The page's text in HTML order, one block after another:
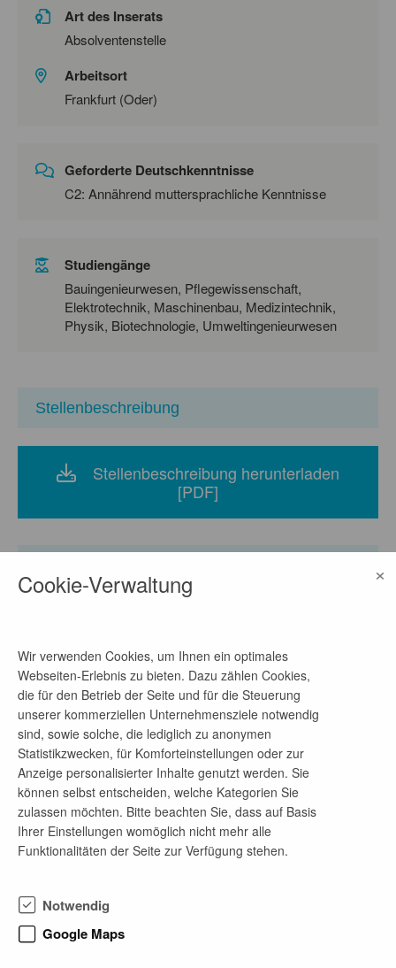
Art des Inserats
Absolventenstelle
Arbeitsort
Frankfurt (Oder)
Geforderte Deutschkenntnisse
C2: Annährend muttersprachliche Kenntnisse
Studiengänge
Bauingenieurwesen, Pflegewissenschaft,
Elektrotechnik, Maschinenbau, Medizintechnik,
Physik, Biotechnologie, Umweltingenieurwesen
Stellenbeschreibung
Stellenbeschreibung herunterladen
[PDF]
Standort
Müllroser Chaussee 75, 15236 Frankfurt (Oder),
Brandenburg, Deutschland
auf Google Maps ansehen
Homepage
Link
0335 5216 324
Cookie-Verwaltung ×
Wir verwenden Cookies, um Ihnen ein optimales
Webseiten-Erlebnis zu bieten. Dazu zählen Cookies,
die für den Betrieb der Seite und für die Steuerung
unserer kommerziellen Unternehmensziele notwendig
sind, sowie solche, die lediglich zu anonymen
Statistikzwecken, für Komforteinstellungen oder zur
Anzeige personalisierter Inhalte genutzt werden. Sie
können selbst entscheiden, welche Kategorien Sie
zulassen möchten. Bitte beachten Sie, dass auf Basis
Ihrer Einstellungen womöglich nicht mehr alle
Funktionalitäten der Seite zur Verfügung stehen.
Notwendig
Google Maps